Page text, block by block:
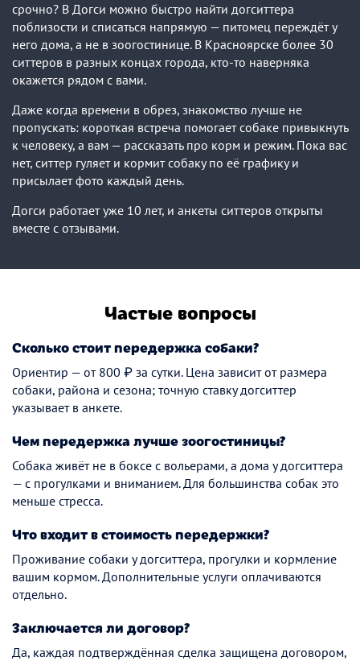
срочно? В Догси можно быстро найти догситтера
поблизости и списаться напрямую — питомец переждёт у
него дома, а не в зоогостинице. В Красноярске более 30
ситтеров в разных концах города, кто-то наверняка
окажется рядом с вами.
Даже когда времени в обрез, знакомство лучше не
пропускать: короткая встреча помогает собаке привыкнуть
к человеку, а вам — рассказать про корм и режим. Пока вас
нет, ситтер гуляет и кормит собаку по её графику и
присылает фото каждый день.
Догси работает уже 10 лет, и анкеты ситтеров открыты
вместе с отзывами.
Частые вопросы
Сколько стоит передержка собаки?
Ориентир — от 800 ₽ за сутки. Цена зависит от размера
собаки, района и сезона; точную ставку догситтер
указывает в анкете.
Чем передержка лучше зоогостиницы?
Собака живёт не в боксе с вольерами, а дома у догситтера
— с прогулками и вниманием. Для большинства собак это
меньше стресса.
Что входит в стоимость передержки?
Проживание собаки у догситтера, прогулки и кормление
вашим кормом. Дополнительные услуги оплачиваются
отдельно.
Заключается ли договор?
Да, каждая подтверждённая сделка защищена договором,